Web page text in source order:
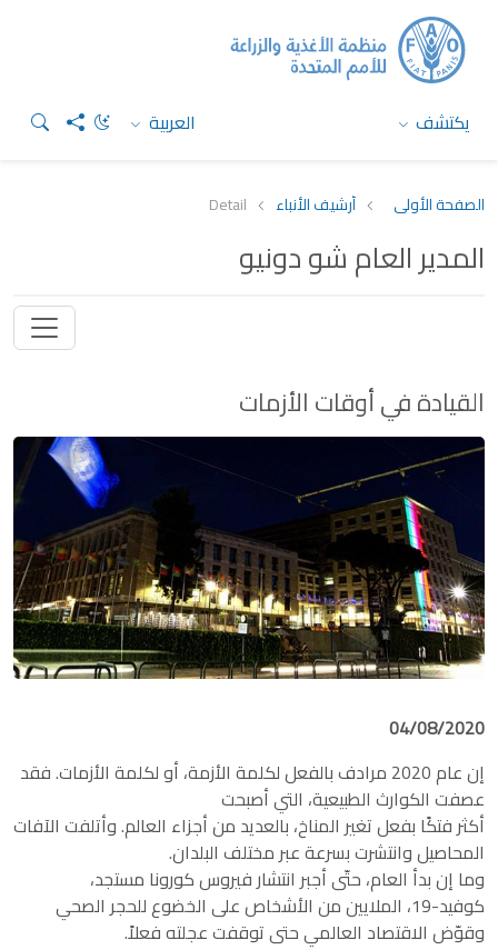
يكتشف العربية
الصفحة الأولى أرشيف الأنباء Detail
المدير العام شو دونيو
القيادة في أوقات الأزمات
04/08/2020
إن عام 2020 مرادف بالفعل لكلمة الأزمة، أو لكلمة الأزمات. فقد
عصفت الكوارث الطبيعية، التي أصبحت
أكثر فتكًا بفعل تغير المناخ، بالعديد من أجزاء العالم. وأتلفت الآفات
المحاصيل وانتشرت بسرعة عبر مختلف البلدان.
وما إن بدأ العام، حتّى أجبر انتشار فيروس كورونا مستجد،
كوفيد-19، الملايين من الأشخاص على الخضوع للحجر الصحي
وقوّض الاقتصاد العالمي حتى توقفت عجلته فعلاً.